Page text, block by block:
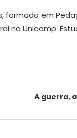
formada em
na Unicamp.
A guerra,